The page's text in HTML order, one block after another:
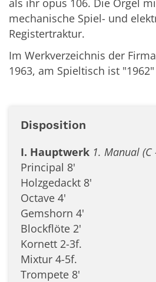
als ihr opus 106. Die Orgel
mechanische Spiel- und
Registertraktur.
Im Werkverzeichnis der
1963, am Spieltisch ist
Disposition
I. Hauptwerk 1. Manual (C
Principal 8'
Holzgedackt 8'
Octave 4'
Gemshorn 4'
Blockflöte 2'
Kornett 2-3f.
Mixtur 4-5f.
Trompete 8'